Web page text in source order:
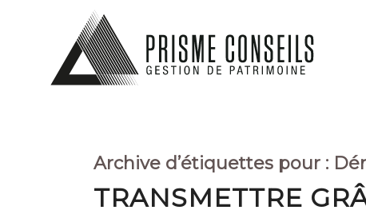
Archive d’étiquettes pour :
TRANSMETTRE